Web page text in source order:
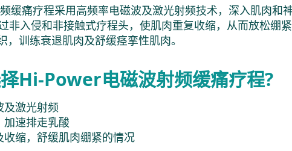
缓痛疗程采用高频率电磁波及激光射频技术，深入肌肉和
非入侵和非接触式疗程头，使肌肉重复收缩，从而放松绷
，训练衰退肌肉及舒缓痉挛性肌肉。
Hi-Power电磁波射频缓痛疗程?
激光射频
速排走乳酸
收缩，舒缓肌肉绷紧的情况